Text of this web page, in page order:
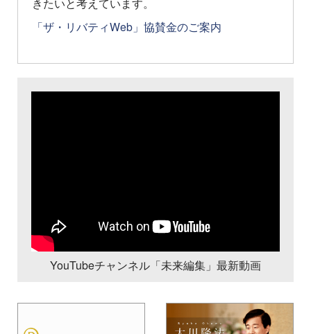
「ザ・リバティWeb」協賛金のご案内
YouTubeチャンネル「未来編集」最新動画